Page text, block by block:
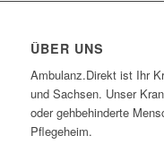
ÜBER UNS
Ambulanz.Direkt ist Ihr
und Sachsen. Unser
oder gehbehinderte
Pflegeheim.